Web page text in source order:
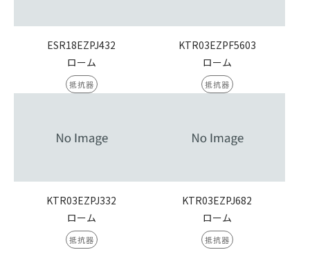
ESR18EZPJ432
ローム
抵抗器
KTR03EZPF5603
ローム
抵抗器
KTR03EZPJ332
ローム
抵抗器
KTR03EZPJ682
ローム
抵抗器